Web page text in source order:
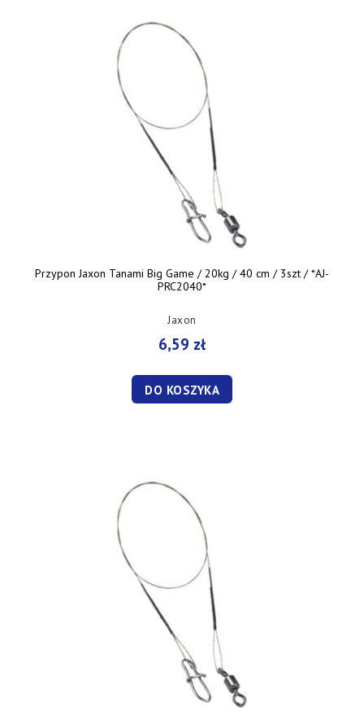
Przypon Jaxon Tanami Big Game / 20kg / 40 cm / 3szt / *AJ-
PRC2040*
Jaxon
6,59 zł
DO KOSZYKA